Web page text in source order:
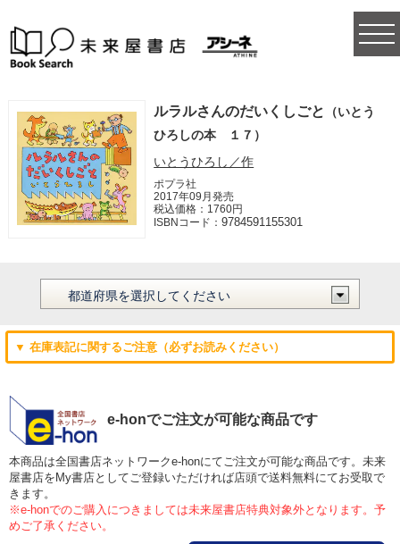
ルラルさんのだいくしごと
（いとう
ひろしの本 １７）
いとうひろし／作
ポプラ社
2017年09月発売
税込価格：1760円
ISBNコード：9784591155301
▼ 在庫表記に関するご注意（必ずお読みください）
e-honでご注文が可能な商品です
本商品は全国書店ネットワークe-honにてご注文が可能な商品です。未来
屋書店をMy書店としてご登録いただければ店頭で送料無料にてお受取で
きます。
※e-honでのご購入につきましては未来屋書店特典対象外となります。予
めご了承ください。